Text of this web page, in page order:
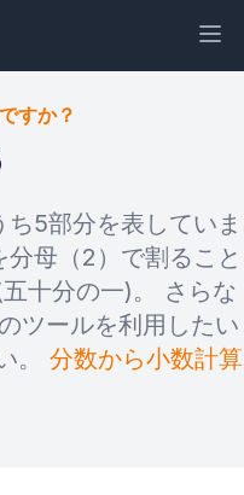
ット
ク
ト
レビュー 5/2を小数で何ですか？ ウ
ジェット
すか？
5部分を表していま
母（2）で割ること
十分の一)。 さらな
ツールを利用したい
。 分数から小数計算